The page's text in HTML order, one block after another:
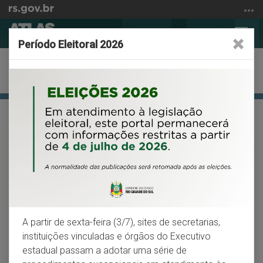
para
conteúdo
o
a
busca
Período Eleitoral 2026
A partir de sexta-feira (3/7), sites de secretarias,
instituições vinculadas e órgãos do Executivo
estadual passam a adotar uma série de
Economia
IMPRIMIR
Administração pública
O número de empregos na Administração
Pública apresentou relativa estabilidade, nos
últimos dez anos, no RS
Em relação à Administração Pública, observa-se que, no
Rio Grande do Sul, este subsetor apresentou certa